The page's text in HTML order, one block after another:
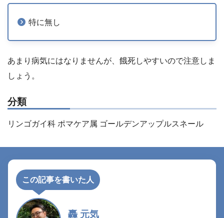
特に無し
あまり病気にはなりませんが、餓死しやすいので注意しま
しょう。
分類
リンゴガイ科 ポマケア属 ゴールデンアップルスネール
この記事を書いた人
轟 元気